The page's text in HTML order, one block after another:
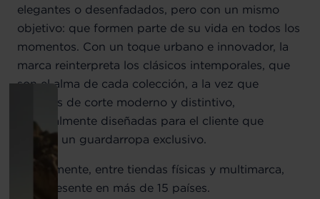
elegantes o desenfadados, pero con un mismo
objetivo: que formen parte de su vida en todos los
momentos. Con un toque urbano e innovador, la
marca reinterpreta los clásicos intemporales, que
son el alma de cada colección, a la vez que
prendas de corte moderno y distintivo,
especialmente diseñadas para el cliente que
aprecia un guardarropa exclusivo.
Actualmente, entre tiendas físicas y multimarca,
está presente en más de 15 países.